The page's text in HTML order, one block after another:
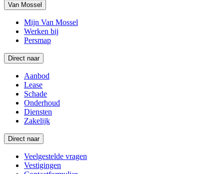
Van Mossel
Mijn Van Mossel
Werken bij
Persmap
Direct naar
Aanbod
Lease
Schade
Onderhoud
Diensten
Zakelijk
Direct naar
Veelgestelde vragen
Vestigingen